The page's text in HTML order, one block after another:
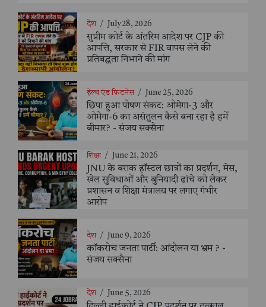
देश / July 28, 2026
सुप्रीम कोर्ट के अंतरिम आदेश पर CJP की
आपत्ति, सरकार से FIR वापस लेने की
प्रतिबद्धता निभाने की मांग
हेल्थ एंड फिटनेस / June 25, 2026
छिपा हुआ पोषण संकट: ओमेगा-3 और
ओमेगा-6 का असंतुलन कैसे बना रहा है हमें
बीमार? - संजय सक्सैना
शिक्षा / June 21, 2026
JNU के बराक हॉस्टल छात्रों का प्रदर्शन, मेस,
खेल सुविधाओं और बुनियादी ढांचे को लेकर
प्रशासन व शिक्षा मंत्रालय पर लगाए गंभीर
आरोप
देश / June 9, 2026
कॉकरोच जनता पार्टी: आंदोलन या भ्रम ? -
संजय सक्सैना
देश / June 5, 2026